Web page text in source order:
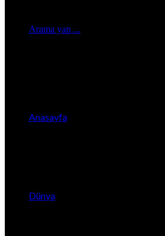
Arama yap ...
Anasayfa
Dünya